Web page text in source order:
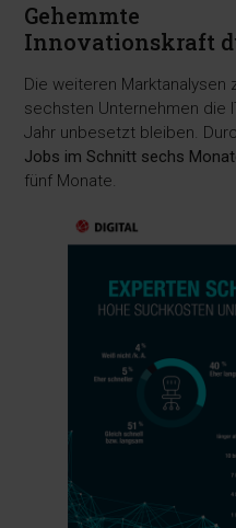
Gehemmte
Innovationskraft
Die weiteren Marktanalysen
sechsten Unternehmen die
Jahr unbesetzt bleiben.
Jobs im Schnitt sechs
fünf Monate.